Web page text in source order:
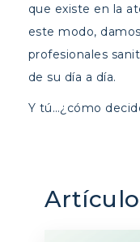
que existe en la
este modo,
profesionales
de su día a día.
Y tú…¿cómo